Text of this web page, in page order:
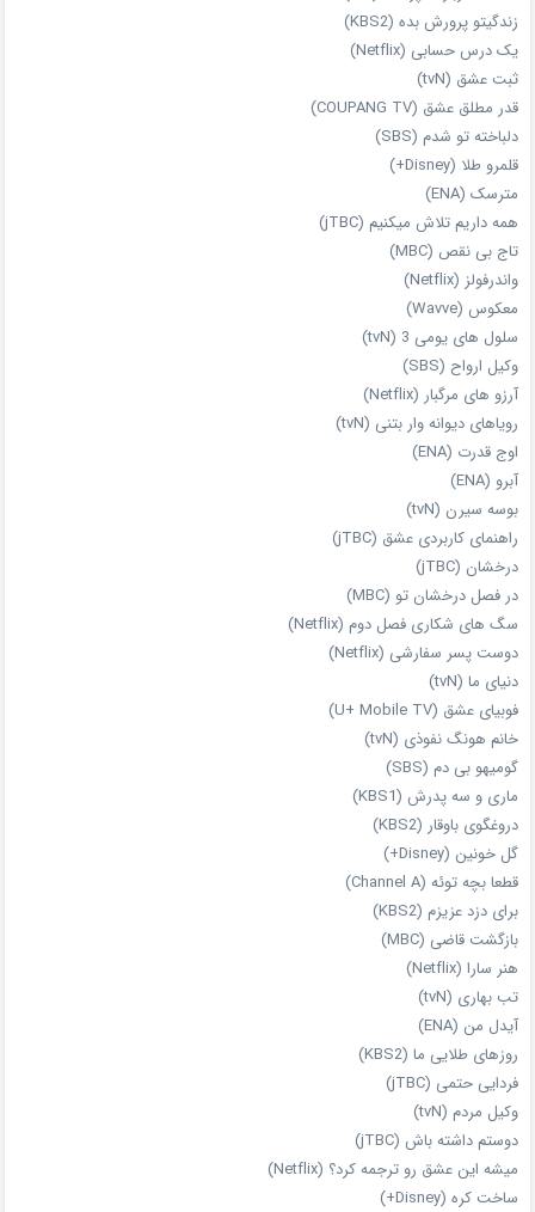
زندگیتو پرورش بده (KBS2)
یک درس حسابی (Netflix)
ثبت عشق (tvN)
قدر مطلق عشق (COUPANG TV)
دلباخته تو شدم (SBS)
قلمرو طلا (Disney+)
مترسک (ENA)
همه داریم تلاش میکنیم (jTBC)
تاج بی‌ نقص (MBC)
واندرفولز (Netflix)
معکوس (Wavve)
سلول های یومی 3 (tvN)
وکیل ارواح (SBS)
آرزو های مرگبار (Netflix)
رویاهای دیوانه‌ وار بتنی (tvN)
اوج قدرت (ENA)
آبرو (ENA)
بوسه سیرن (tvN)
راهنمای کاربردی عشق (jTBC)
درخشان (jTBC)
در فصل درخشان تو (MBC)
سگ های شکاری فصل دوم (Netflix)
دوست‌ پسر سفارشی (Netflix)
دنیای ما (tvN)
فوبیای عشق (U+ Mobile TV)
خانم هونگ نفوذی (tvN)
گومیهو بی دم (SBS)
ماری و سه پدرش (KBS1)
دروغگوی باوقار (KBS2)
گل خونین (Disney+)
قطعا بچه توئه (Channel A)
برای دزد عزیزم (KBS2)
بازگشت قاضی (MBC)
هنر سارا (Netflix)
تب بهاری (tvN)
آیدل من (ENA)
روزهای طلایی ما (KBS2)
فردایی حتمی (jTBC)
وکیل مردم (tvN)
دوستم داشته باش (jTBC)
میشه این عشق رو ترجمه کرد؟ (Netflix)
ساخت کره (Disney+)